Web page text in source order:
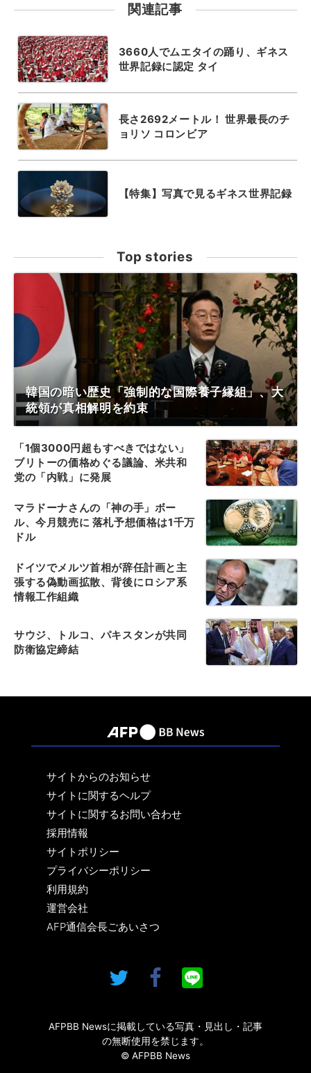
関連記事
3660人でムエタイの踊り、ギネス
世界記録に認定 タイ
長さ2692メートル！ 世界最長のチ
ョリソ コロンビア
【特集】写真で見るギネス世界記録
Top stories
韓国の暗い歴史「強制的な国際養子縁組」、大
統領が真相解明を約束
「1個3000円超もすべきではない」
ブリトーの価格めぐる議論、米共和
党の「内戦」に発展
マラドーナさんの「神の手」ボー
ル、今月競売に 落札予想価格は1千万
ドル
ドイツでメルツ首相が辞任計画と主
張する偽動画拡散、背後にロシア系
情報工作組織
サウジ、トルコ、パキスタンが共同
防衛協定締結
サイトからのお知らせ
サイトに関するヘルプ
サイトに関するお問い合わせ
採用情報
サイトポリシー
プライバシーポリシー
利用規約
運営会社
AFP通信会長ごあいさつ
AFPBB Newsに掲載している写真・見出し・記事
の無断使用を禁じます。
© AFPBB News